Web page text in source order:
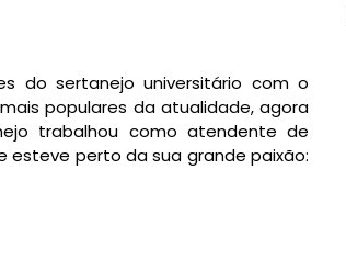
do sertanejo universitário com o
populares da atualidade, agora
trabalhou como atendente de
esteve perto da sua grande paixão: